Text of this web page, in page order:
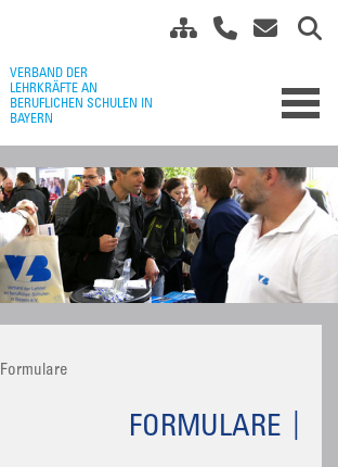
Formulare
FORMULARE